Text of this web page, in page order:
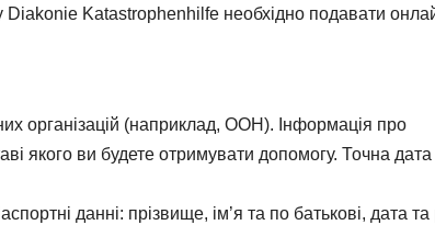
Katastrophenhilfe необхідно подавати
організацій (наприклад, ООН). Інформація про
якого ви будете отримувати допомогу. Точна дата
данні: прізвище, ім’я та по батькові, дата та